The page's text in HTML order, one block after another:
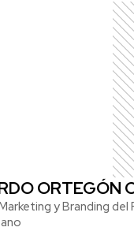
ORTEGÓN
y Branding del